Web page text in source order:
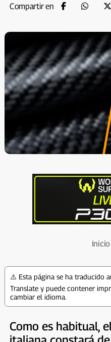
Compartir en
Inicio
⚠️ Esta página se ha traducido
Translate y puede contener
cambiar el idioma.
Como es habitual,